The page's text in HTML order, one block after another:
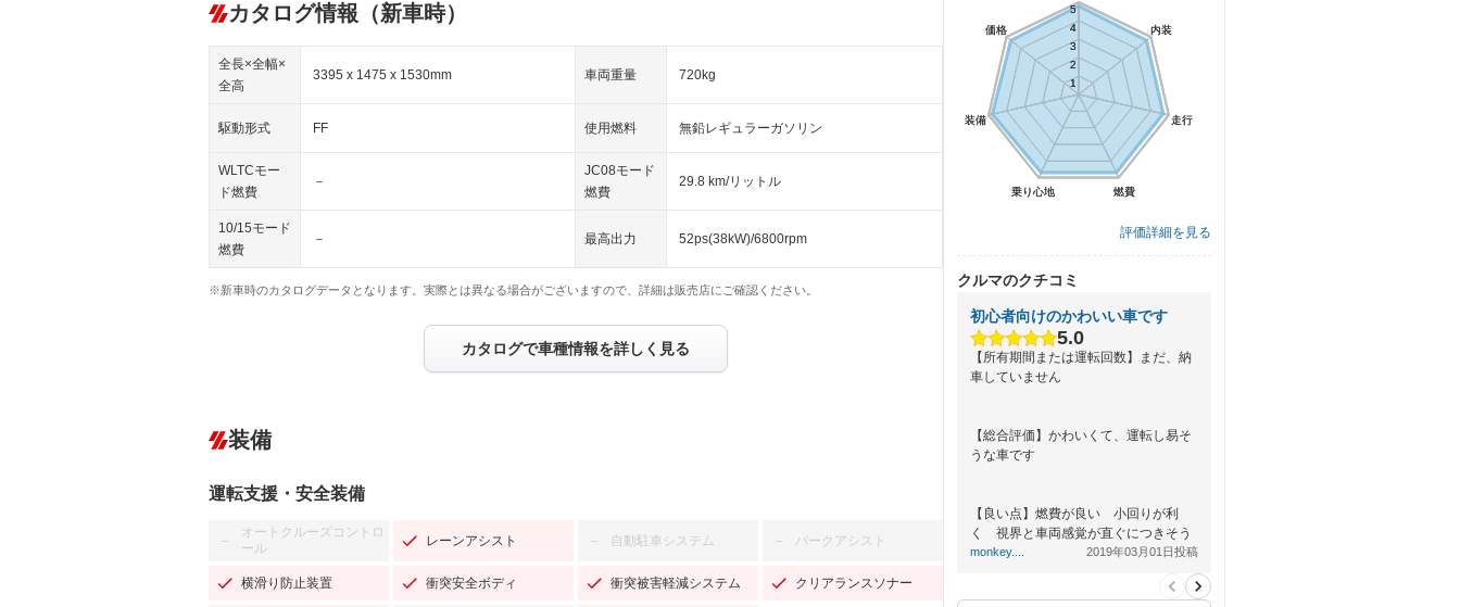
カタログ情報（新車時）
全長×全幅×
全高
3395 x 1475 x 1530mm 車両重量 720kg
駆動形式 FF 使用燃料 無鉛レギュラーガソリン
WLTCモー
ド燃費
－
JC08モード
燃費
29.8 km/リットル
10/15モード
燃費
－ 最高出力 52ps(38kW)/6800rpm
※新車時のカタログデータとなります。実際とは異なる場合がございますので、詳細は販売店にご確認ください。
カタログで車種情報を詳しく見る
装備
運転支援・安全装備
－
オートクルーズコントロ
ール
レーンアシスト － 自動駐車システム － パークアシスト
横滑り防止装置 衝突安全ボディ 衝突被害軽減システム クリアランスソナー
内装
走行
燃費
乗り心地
装備
価格
1
2
3
4
5
内装
走行
燃費
乗り心地
装備
価格
1
2
3
4
5
評価詳細を見る
クルマのクチコミ
初心者向けのかわいい車です
5.0
【所有期間または運転回数】まだ、納
車していません
【総合評価】かわいくて、運転し易そ
うな車です
【良い点】燃費が良い 小回りが利
く 視界と車両感覚が直ぐにつきそう
【悪い点】事故を起こした時に怖そう
monkey.... 2019年03月01日投稿